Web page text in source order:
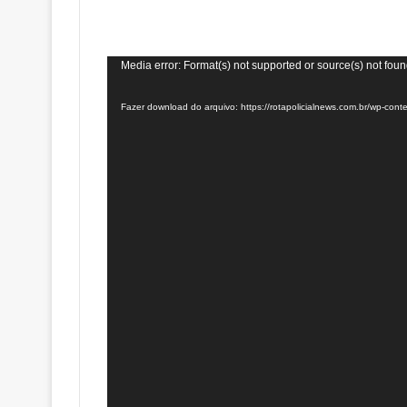
Tocador
vídeo
Media error: Format(s) not supported or source(s) not
Fazer download do arquivo: https://rotapolicialnews.com.br/wp-